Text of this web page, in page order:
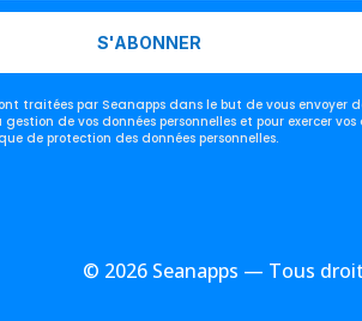
S'ABONNER
traitées par Seanapps dans le but de vous envoyer
de vos données personnelles et pour exercer vos
de protection des données personnelles.
© 2026 Seanapps — Tous